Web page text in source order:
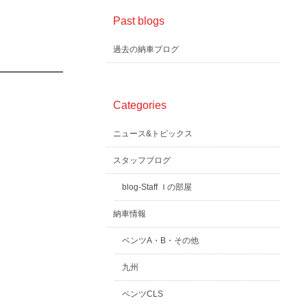
Past blogs
過去の納車ブログ
Categories
ニュース&トピックス
スタッフブログ
blog-Staff Ｉの部屋
納車情報
ベンツA・B・その他
九州
ベンツCLS